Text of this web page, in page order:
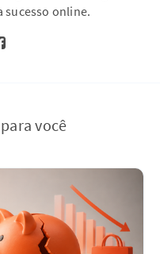
sucesso online.
você